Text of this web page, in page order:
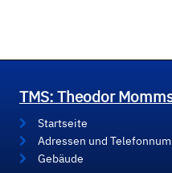
TMS: Theodor
Startseite
Adressen und
Gebäude